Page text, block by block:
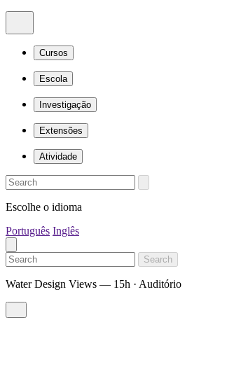
Cursos
Escola
Investigação
Extensões
Atividade
Escolhe o idioma
Português Inglês
Search
Water Design Views — 15h · Auditório